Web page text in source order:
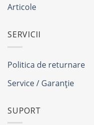
Articole
SERVICII
Politica de returnare
Service / Garanție
SUPORT